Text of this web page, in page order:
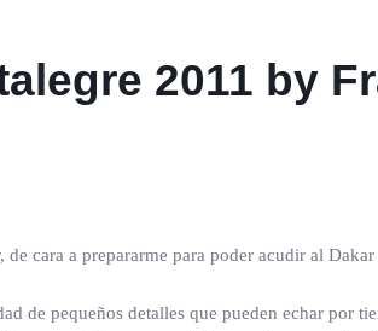
2011 by
cara a prepararme para poder acudir al Dakar
de pequeños detalles que pueden echar por